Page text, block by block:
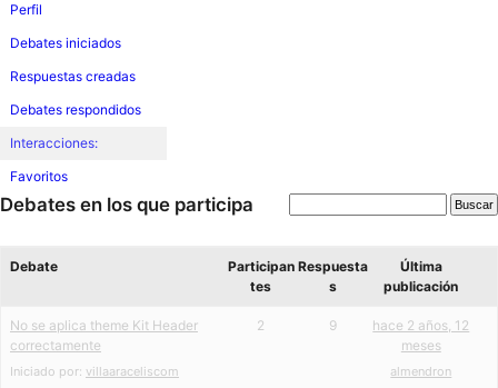
Perfil
Debates iniciados
Respuestas creadas
Debates respondidos
Interacciones:
Favoritos
Debates en los que participa
Debate
Participan
tes
Respuesta
s
Última
publicación
No se aplica theme Kit Header
correctamente
Iniciado por: villaaraceliscom
2 9
hace 2 años, 12
meses
almendron